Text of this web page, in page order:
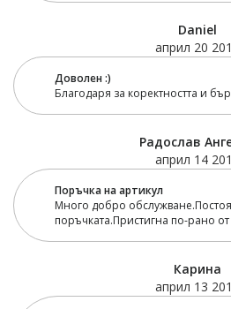
Daniel
април 20
Доволен :)
Благодаря за коректността и
Радослав
април 14
Поръчка на артикул
Много добро
поръчката.Пристигна по-рано
Карина
април 13